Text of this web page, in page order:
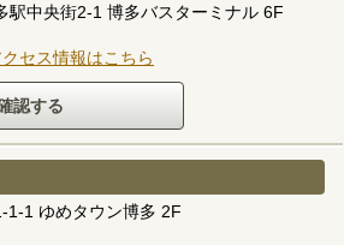
駅中央街2-1 博多バスターミナル 6F
セス情報はこちら
1-1 ゆめタウン博多 2F